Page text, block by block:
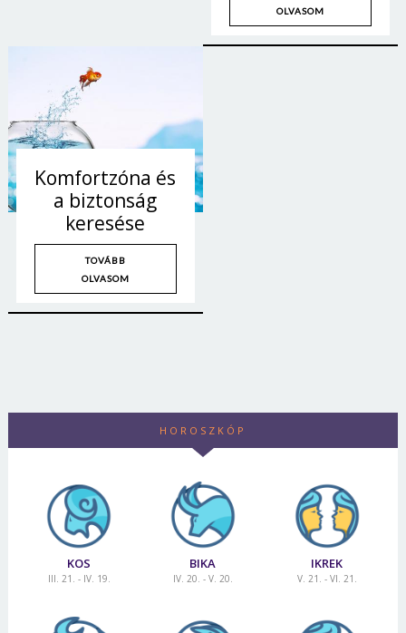
OLVASOM
Komfortzóna és
a biztonság
keresése
TOVÁBB
OLVASOM
HOROSZKÓP
KOS
III. 21. - IV. 19.
BIKA
IV. 20. - V. 20.
IKREK
V. 21. - VI. 21.